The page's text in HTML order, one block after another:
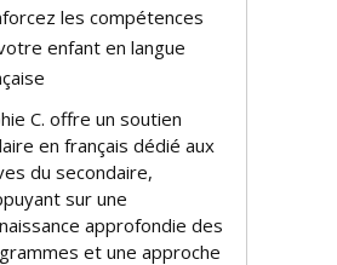
les compétences
enfant en langue
C. offre un soutien
en français dédié aux
du secondaire,
sur une
approfondie des
et une approche